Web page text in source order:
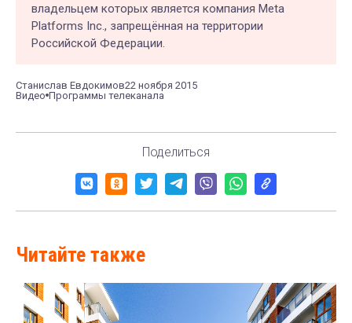
владельцем которых является компания Meta
Platforms Inc., запрещённая на территории
Российской Федерации.
Станислав Евдокимов22 ноября 2015
Видео Программы телеканала
Поделиться
Читайте также